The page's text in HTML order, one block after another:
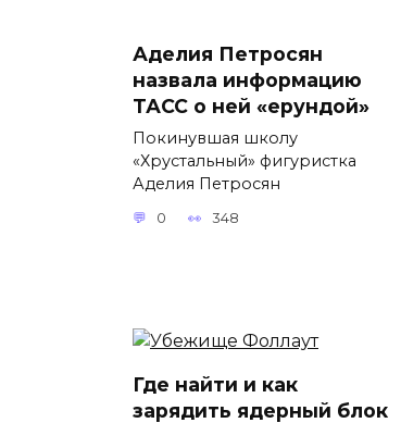
Аделия Петросян
назвала информацию
ТАСС о ней «ерундой»
Покинувшая школу
«Хрустальный» фигуристка
Аделия Петросян
0 348
Где найти и как
зарядить ядерный блок